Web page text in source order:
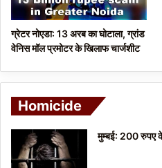
ग्रेटर नोएडा: 13 अरब का घोटाला, ग्रांड
वेनिस मॉल प्रमोटर के खिलाफ चार्जशीट
Homicide
मुम्बई: 200 रुपए के